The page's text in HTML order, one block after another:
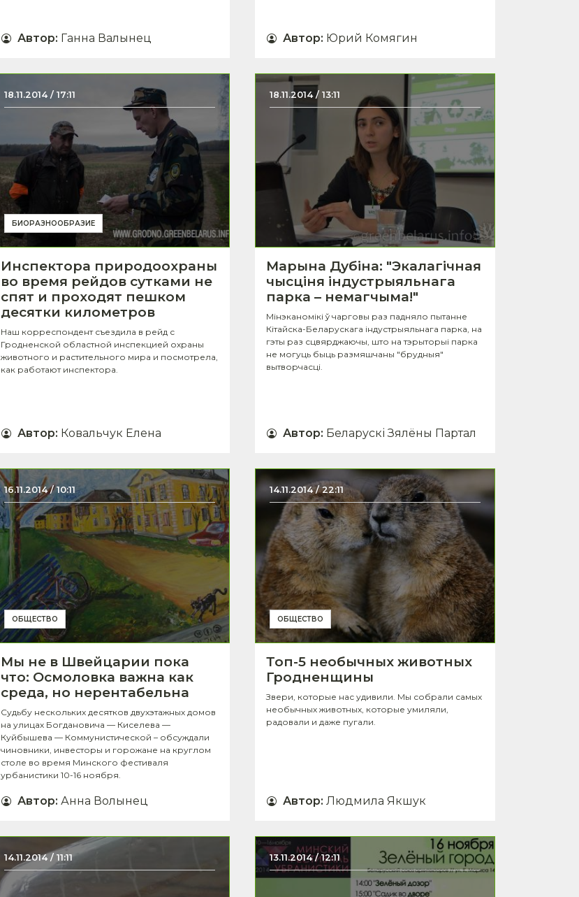
Автор: Ганна Валынец Автор: Юрий Комягин
18.11.2014 / 17:11
БИОРАЗНООБРАЗИЕ
Инспектора природоохраны
во время рейдов сутками не
спят и проходят пешком
десятки километров
Наш корреспондент съездила в рейд с
Гродненской областной инспекцией охраны
животного и растительного мира и посмотрела,
как работают инспектора.
Автор: Ковальчук Елена
18.11.2014 / 13:11
Марына Дубіна: "Экалагічная
чысціня індустрыяльнага
парка – немагчыма!"
Мінэканомікі ў чарговы раз падняло пытанне
Кітайска-Беларускага індустрыяльнага парка, на
гэты раз сцвярджаючы, што на тэрыторыі парка
не могуць быць размяшчаны "брудныя"
вытворчасці.
Автор: Беларускі Зялёны Партал
16.11.2014 / 10:11
ОБЩЕСТВО
Мы не в Швейцарии пока
что: Осмоловка важна как
среда, но нерентабельна
Судьбу нескольких десятков двухэтажных домов
на улицах Богдановича — Киселева —
Куйбышева — Коммунистической – обсуждали
чиновники, инвесторы и горожане на круглом
столе во время Минского фестиваля
урбанистики 10-16 ноября.
Автор: Анна Волынец
14.11.2014 / 22:11
ОБЩЕСТВО
Топ-5 необычных животных
Гродненщины
Звери, которые нас удивили. Мы собрали самых
необычных животных, которые умиляли,
радовали и даже пугали.
Автор: Людмила Якшук
14.11.2014 / 11:11 13.11.2014 / 12:11